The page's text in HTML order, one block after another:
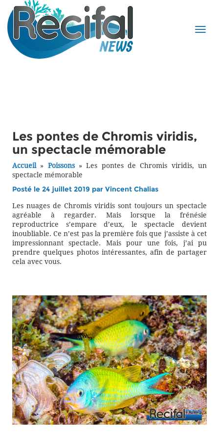
Les pontes de Chromis viridis,
un spectacle mémorable
Accueil» Poissons»Les pontes de Chromis viridis, un
spectacle mémorable
Posté le 24 juillet 2019 par Vincent Chalias
Les nuages de Chromis viridis sont toujours un spectacle
agréable à regarder. Mais lorsque la frénésie
reproductrice s’empare d’eux, le spectacle devient
inoubliable. Ce n’est pas la première fois que j’assiste à cet
impressionnant spectacle. Mais pour une fois, j’ai pu
prendre quelques photos intéressantes, afin de partager
cela avec vous.